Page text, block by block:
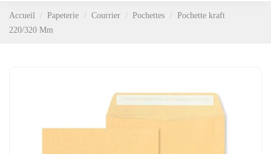
Accueil Papeterie Courrier Pochettes
Pochette kraft
220/320 Mm